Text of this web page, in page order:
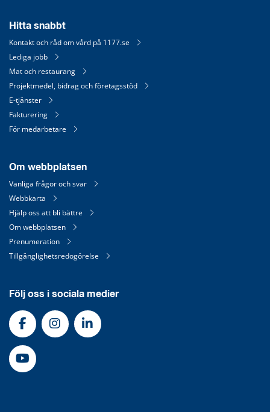
Hitta snabbt
Kontakt och råd om vård på 1177.se
Lediga jobb
Mat och restaurang
Projektmedel, bidrag och företagsstöd
E-tjänster
Fakturering
För medarbetare
Om webbplatsen
Vanliga frågor och svar
Webbkarta
Hjälp oss att bli bättre
Om webbplatsen
Prenumeration
Tillgänglighetsredogörelse
Följ oss i sociala medier